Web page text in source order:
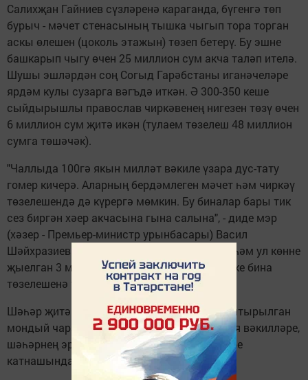
Салихҗан Гайниев сүзләренә караганда, бүгенгә төп
бурыч - мәчет стенасының тышка чыгып тора торган
аскы өлешен (цоколь этажын) төзеп бетерү. Бу эшне
башкарып чыгу өчен 25 миллион сум акча таләп ителә.
Шушы эшләрдән соң Согыд Гарәбстаны иганәчеләре
ярдәм кулы сузарга вәгъдә иткән. Ә 300-350 кеше
сыйдырышлы православ чиркәвенең нигезен төзү өчен
6 миллион сум җитә икән (тулаем төзелеш 48 миллион
сумга төшәчәк).
"Чаллыда 100гә якын милләт вәкиле үзара дус-тату
гомер кичерә. Аларның бердәмлеген мәчет һәм чиркәү
төзелешендә дә күрергә мөмкин. Бу биналар бары тик
сез биргән хәер акчасына гына салына", - диде мэр
(хәзер - Премьер-министр урынбасары) Васил
Шәйхразиев чираттагы хәйрия чарасында һәм ул көнне
җыелган 3 миллион 432 мең сум акчаның ике бина
төзелешенә тигезләп бүленәчәген әйтте.
Шәһәр җитәкчелеге башлангычы белән оештырылган
мондый чаралар һәрвакыт төрле конфессия вәкилләре,
шәһәрнең эре предприятиеләре җитәкчеләре
катнашында үтә.